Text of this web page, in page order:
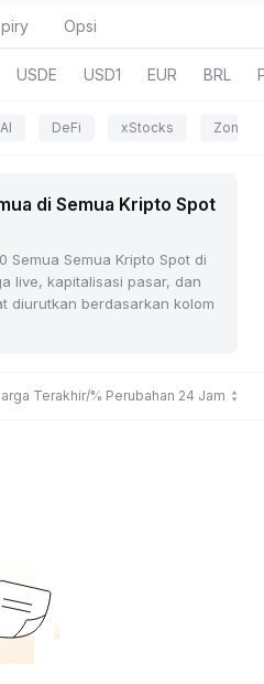
Opsi
USDE USD1 EUR BRL
AI DeFi xStocks Zona
di Semua Kripto Spot
Semua Semua Kripto Spot di
live, kapitalisasi pasar, dan
diurutkan berdasarkan kolom
Terakhir/% Perubahan 24 Jam